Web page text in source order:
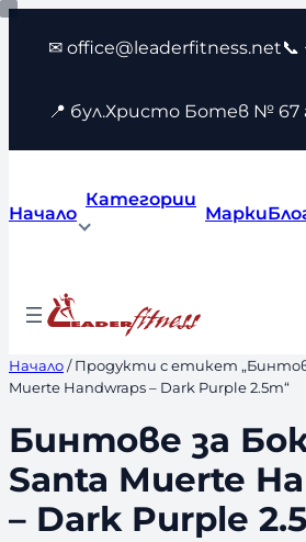
Към
съдържанието
✉ office@leaderfitness.net📞
📍 бул.Христо Ботев № 67
Начало
Категории
Марки
Начало/ Продукти с етикет
Muerte Handwraps – Dark Purple 2.5m“
Бинтове за
Santa Muerte
– Dark Purple